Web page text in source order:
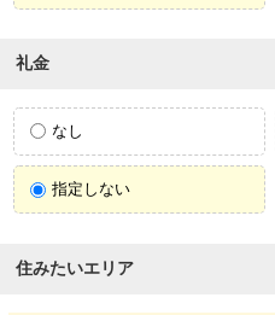
礼金
なし
指定しない
住みたいエリア